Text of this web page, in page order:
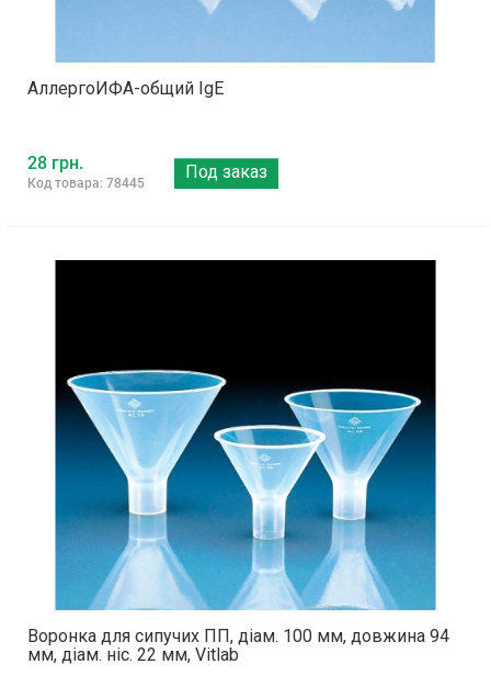
АллергоИФА-общий IgE
28 грн.
Код товара: 78445
Под заказ
Воронка для сипучих ПП, діам. 100 мм, довжина 94
мм, діам. ніс. 22 мм, Vitlab